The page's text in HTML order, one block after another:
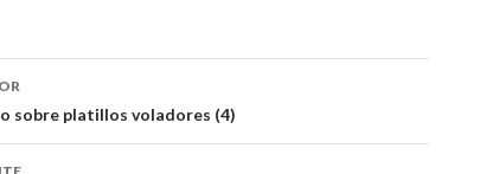
sobre platillos voladores (4)